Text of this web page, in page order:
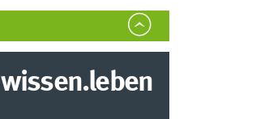
wissen.leben